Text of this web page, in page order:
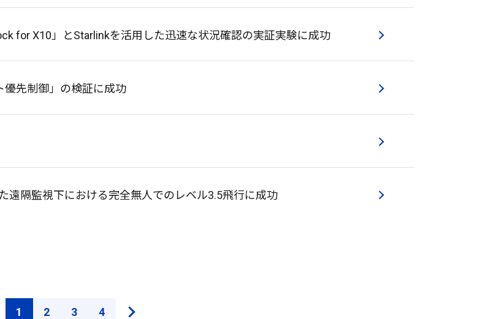
for X10」とStarlinkを活用した迅速な状況確認の実証実験に成功
優先制御」の検証に成功
遠隔監視下における完全無人でのレベル3.5飛行に成功
1 2 3 4